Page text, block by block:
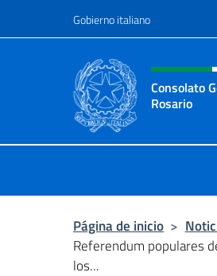
Gobierno italiano
Encabezado
Consolato
Rosario
Página de inicio >
Referendum populares
los...